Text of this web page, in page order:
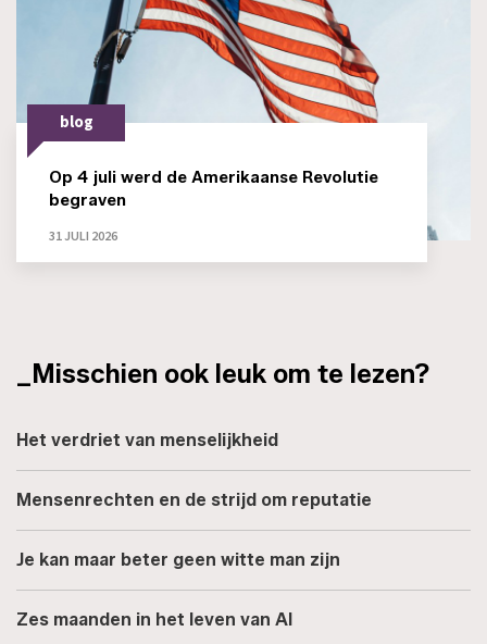
blog
Op 4 juli werd de Amerikaanse Revolutie
begraven
31 JULI 2026
_Misschien ook leuk om te lezen?
Het verdriet van menselijkheid
Mensenrechten en de strijd om reputatie
Je kan maar beter geen witte man zijn
Zes maanden in het leven van AI